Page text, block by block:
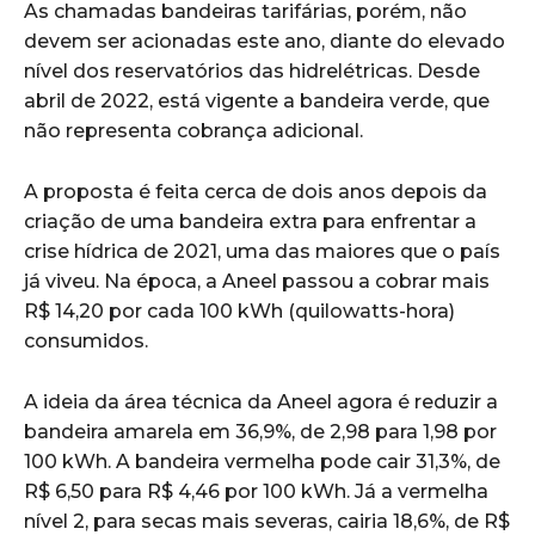
As chamadas bandeiras tarifárias, porém, não
devem ser acionadas este ano, diante do elevado
nível dos reservatórios das hidrelétricas. Desde
abril de 2022, está vigente a bandeira verde, que
não representa cobrança adicional.
A proposta é feita cerca de dois anos depois da
criação de uma bandeira extra para enfrentar a
crise hídrica de 2021, uma das maiores que o país
já viveu. Na época, a Aneel passou a cobrar mais
R$ 14,20 por cada 100 kWh (quilowatts-hora)
consumidos.
A ideia da área técnica da Aneel agora é reduzir a
bandeira amarela em 36,9%, de 2,98 para 1,98 por
100 kWh. A bandeira vermelha pode cair 31,3%, de
R$ 6,50 para R$ 4,46 por 100 kWh. Já a vermelha
nível 2, para secas mais severas, cairia 18,6%, de R$